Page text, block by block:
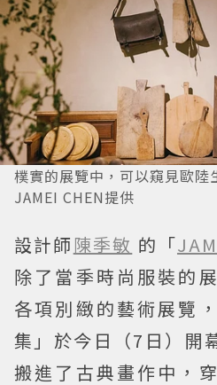
樸實的展覽中，可以窺見歐陸
JAMEI CHEN提供
設計師 陳季敏 的「
除了當季時尚服裝的
各項別緻的藝術展覽
集」於今日（7日）開
搬進了古典畫作中，